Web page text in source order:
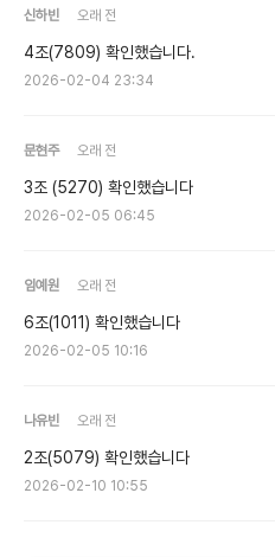
신하빈 오래 전
4조(7809) 확인했습니다.
2026-02-04 23:34
문현주 오래 전
3조 (5270) 확인했습니다
2026-02-05 06:45
임예원 오래 전
6조(1011) 확인했습니다
2026-02-05 10:16
나유빈 오래 전
2조(5079) 확인했습니다
2026-02-10 10:55